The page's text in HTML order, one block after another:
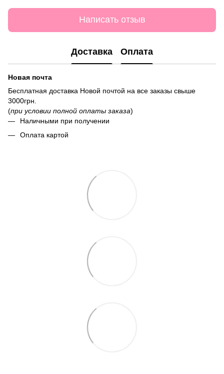
Написать отзыв
Доставка Оплата
Новая почта
Бесплатная доставка Новой почтой на все заказы свыше
3000грн.
(при условии полной оплаты заказа)
Наличными при получении
Оплата картой